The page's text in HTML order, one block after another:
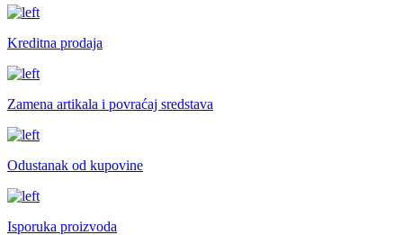
Kreditna prodaja
Zamena artikala i povraćaj sredstava
Odustanak od kupovine
Isporuka proizvoda